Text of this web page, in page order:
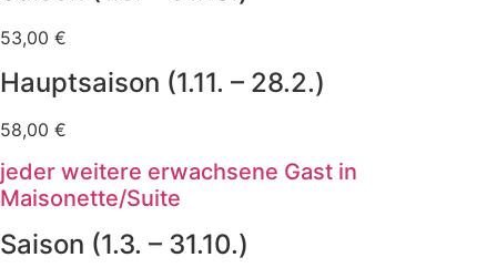
53,00 €
Hauptsaison (1.11. – 28.2.)
58,00 €
jeder weitere erwachsene Gast in
Maisonette/Suite
Saison (1.3. – 31.10.)